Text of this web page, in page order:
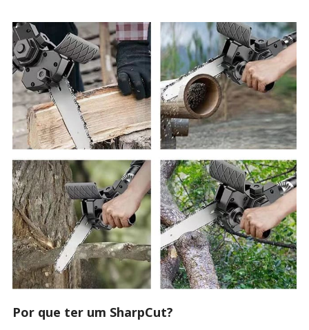
Por que ter um SharpCut?